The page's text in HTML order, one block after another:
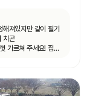
해져있지만 같이 필기
치곤
가르쳐 주세요! 집